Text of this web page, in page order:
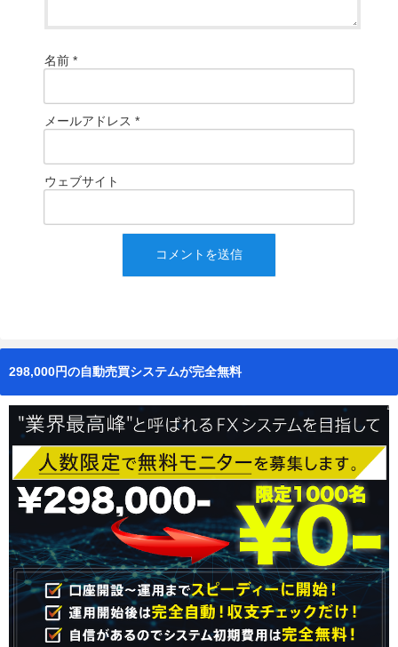
名前 *
メールアドレス *
ウェブサイト
298,000円の自動売買システムが完全無料